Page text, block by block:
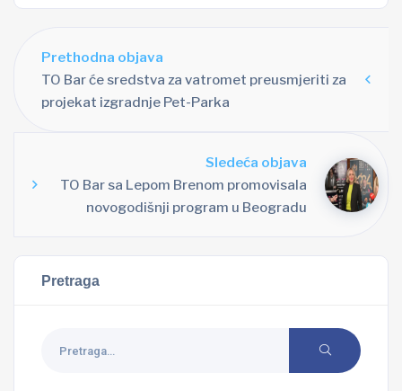
Prethodna objava
TO Bar će sredstva za vatromet preusmjeriti za
projekat izgradnje Pet-Parka
Sledeća objava
TO Bar sa Lepom Brenom promovisala
novogodišnji program u Beogradu
Pretraga